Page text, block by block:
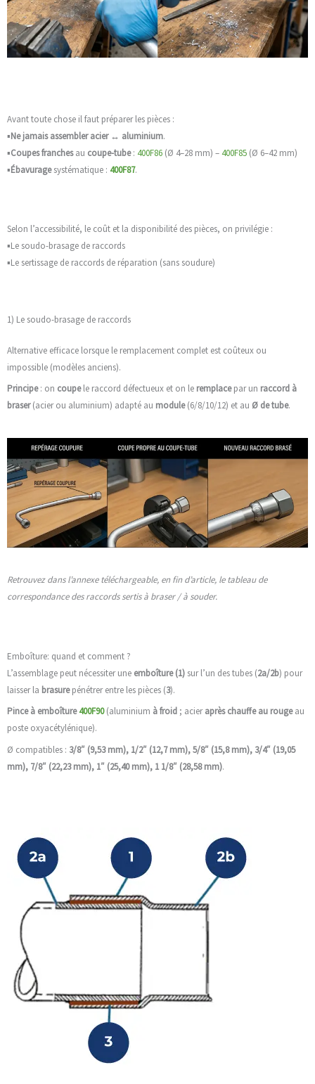
Avant toute chose il faut préparer les pièces :
▪️Ne jamais assembler acier ↔ aluminium.
▪️Coupes franchesau coupe-tube: 400F86 (Ø 4–28 mm) –400F85 (Ø 6–42 mm)
▪️Ébavuragesystématique : 400F87.
Selon l’accessibilité, le coût et la disponibilité des pièces, on privilégie :
▪️Le soudo-brasage de raccords
▪️Le sertissage de raccords de réparation (sans soudure)
1) Le soudo-brasage de raccords
Alternative efficace lorsque le remplacement complet est coûteux ou
impossible (modèles anciens).
Principe: on coupele raccord défectueux et on le remplacepar un raccord à
braser(acier ou aluminium) adapté au module(6/8/10/12) et au Ø de tube.
Retrouvez dans l’annexe téléchargeable, en fin d’article, le tableau de
correspondance des raccords sertis à braser / à souder.
Emboîture: quand et comment ?
L’assemblage peut nécessiter une emboîture (1) sur l’un des tubes (2a/2b) pour
laisser la brasurepénétrer entre les pièces (3).
Pince à emboîture400F90 (aluminium à froid ; acieraprès chauffe au rougeau
poste oxyacétylénique).
Ø compatibles : 3/8″ (9,53 mm), 1/2″ (12,7 mm), 5/8″ (15,8 mm), 3/4″ (19,05
mm), 7/8″ (22,23 mm), 1″ (25,40 mm), 1 1/8″ (28,58 mm).